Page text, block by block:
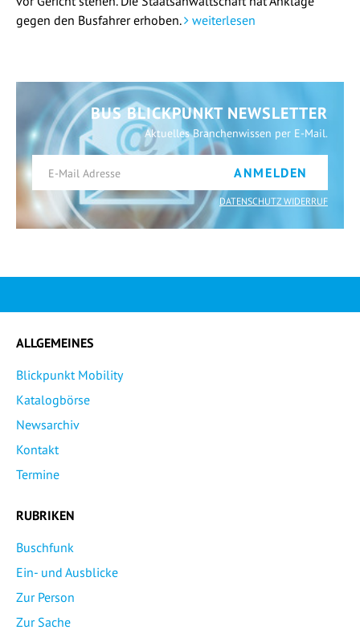
gegen den Busfahrer erhoben.
weiterlesen
BUS BLICKPUNKT NEWSLETTER
Aktuelles Branchenwissen per E-Mail.
ANMELDEN
DATENSCHUTZ WIDERRUF
ALLGEMEINES
Blickpunkt Mobility
Katalogbörse
Newsarchiv
Kontakt
Termine
RUBRIKEN
Buschfunk
Ein- und Ausblicke
Zur Person
Zur Sache